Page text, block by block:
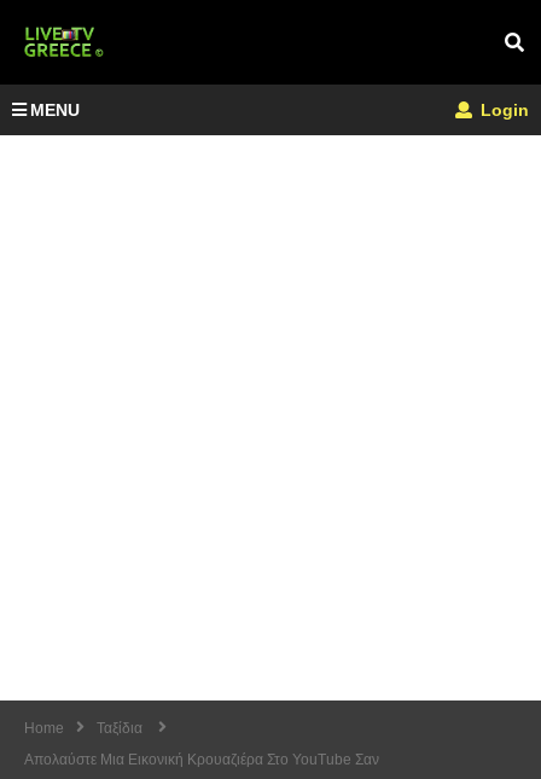
MENU Login
Home
Ταξίδια
Απολαύστε Μια Εικονική Κρουαζιέρα Στο YouTube Σαν